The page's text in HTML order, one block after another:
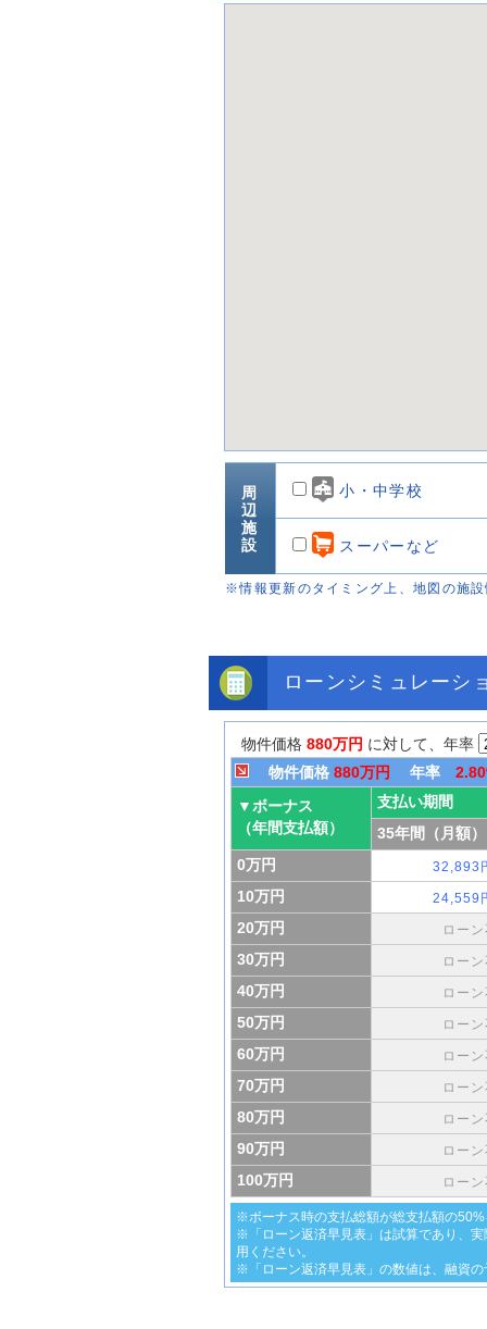
周
辺
施
設
小・中学校
スーパーなど
※情報更新のタイミング上、地図の施
ローンシミュレーシ